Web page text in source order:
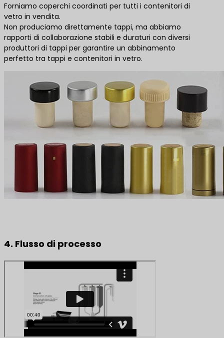
Forniamo coperchi coordinati per tutti i contenitori di
vetro in vendita.
Non produciamo direttamente tappi, ma abbiamo
rapporti di collaborazione stabili e duraturi con diversi
produttori di tappi per garantire un abbinamento
perfetto tra tappi e contenitori in vetro.
4. Flusso di processo